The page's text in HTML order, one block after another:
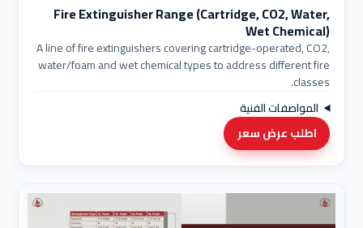
Fire Extinguisher Range (Cartridge, CO2, Water,
Wet Chemical)
A line of fire extinguishers covering cartridge-operated, CO2,
water/foam and wet chemical types to address different fire
classes.
المواصفات الفنية
اطلب عرض سعر